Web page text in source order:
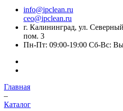
info@ipclean.ru
ceo@ipclean.ru
г. Калининград, ул.
пом. 3
Пн-Пт: 09:00-19:00 Сб-Вс:
Главная
–
Каталог